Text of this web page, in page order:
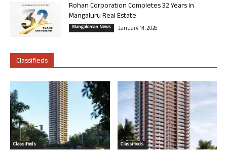
Rohan Corporation Completes 32 Years in
Mangaluru Real Estate
Mangalorean News January 14, 2026
Classifieds
Classifieds Classifieds